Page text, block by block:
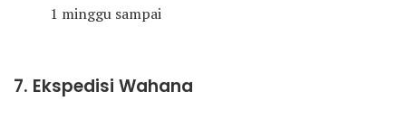
1 minggu sampai
7. Ekspedisi Wahana